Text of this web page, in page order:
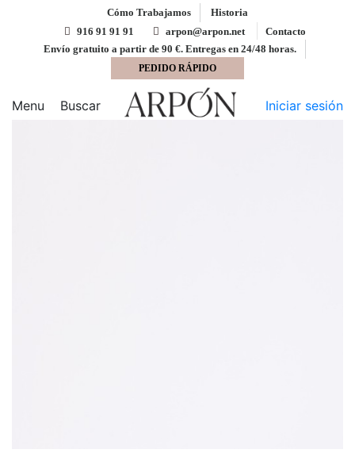
Cómo Trabajamos
Historia
916 91 91 91
arpon@arpon.net
Contacto
Envío gratuito a partir de 90 €. Entregas en 24/48 horas.
PEDIDO RÁPIDO
Menu Buscar Iniciar sesión
Papel impresión offset
Autocopiativo blanco
3ª Hoja CF 65x92 Reacto 57 gms